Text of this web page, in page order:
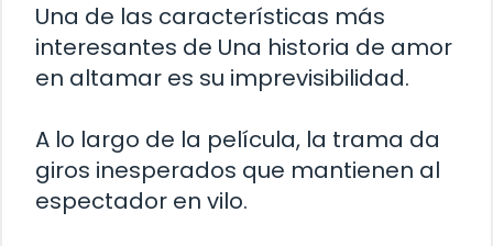
Una de las características más
interesantes de Una historia de amor
en altamar es su imprevisibilidad.
A lo largo de la película, la trama da
giros inesperados que mantienen al
espectador en vilo.